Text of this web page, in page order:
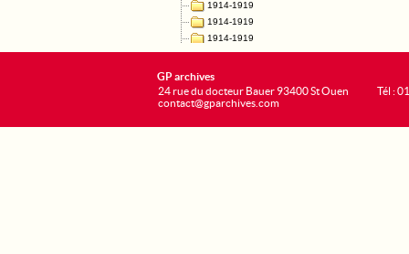
GP archives
24 rue du docteur Bauer 93400 St Ouen
contact@gparchives.com
Tél :